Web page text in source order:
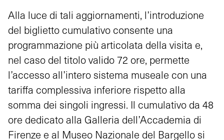
Alla luce di tali aggiornamenti, l’introduzione
del biglietto cumulativo consente una
programmazione più articolata della visita e,
nel caso del titolo valido 72 ore, permette
l’accesso all’intero sistema museale con una
tariffa complessiva inferiore rispetto alla
somma dei singoli ingressi. Il cumulativo da 48
ore dedicato alla Galleria dell’Accademia di
Firenze e al Museo Nazionale del Bargello si